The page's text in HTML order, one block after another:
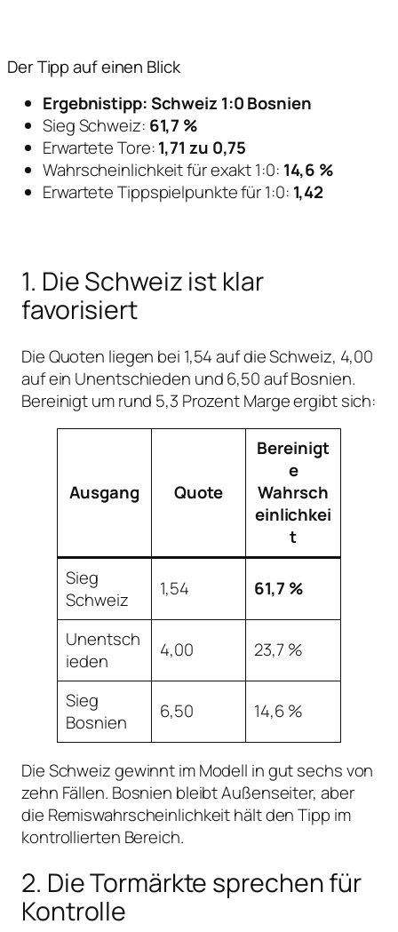
Der Tipp auf einen Blick
Ergebnistipp: Schweiz 1:0 Bosnien
Sieg Schweiz: 61,7 %
Erwartete Tore:1,71 zu 0,75
Wahrscheinlichkeit für exakt 1:0: 14,6 %
Erwartete Tippspielpunkte für 1:0: 1,42
1. Die Schweiz ist klar
favorisiert
Die Quoten liegen bei 1,54 auf die Schweiz, 4,00
auf ein Unentschieden und 6,50 auf Bosnien.
Bereinigt um rund 5,3 Prozent Marge ergibt sich:
Ausgang Quote
Bereinigt
e
Wahrsch
einlichkei
t
Sieg
Schweiz
1,54 61,7 %
Unentsch
ieden
4,00 23,7 %
Sieg
Bosnien
6,50 14,6 %
Die Schweiz gewinnt im Modell in gut sechs von
zehn Fällen. Bosnien bleibt Außenseiter, aber
die Remiswahrscheinlichkeit hält den Tipp im
kontrollierten Bereich.
2. Die Tormärkte sprechen für
Kontrolle